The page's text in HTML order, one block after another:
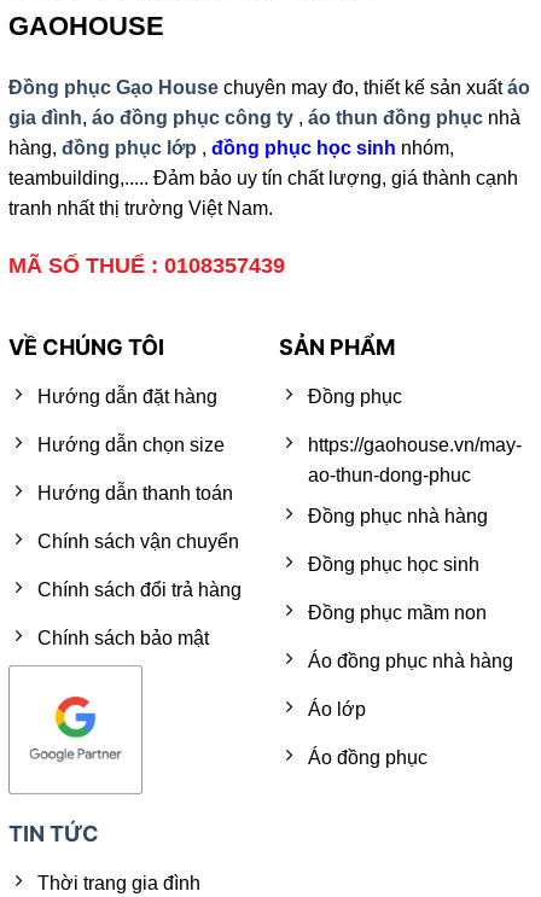
GAOHOUSE
Đồng phục Gạo Housechuyên may đo, thiết kế sản xuấtáo
gia đình, áo đồng phục công ty, áo thun đồng phụcnhà
hàng, đồng phục lớp , đồng phục học sinh nhóm,
teambuilding,..... Đảm bảo uy tín chất lượng, giá thành cạnh
tranh nhất thị trường Việt Nam.
MÃ SỐ THUẾ : 0108357439
VỀ CHÚNG TÔI
Hướng dẫn đặt hàng
Hướng dẫn chọn size
Hướng dẫn thanh toán
Chính sách vận chuyển
Chính sách đổi trả hàng
Chính sách bảo mật
SẢN PHẨM
Đồng phục
https://gaohouse.vn/may-
ao-thun-dong-phuc
Đồng phục nhà hàng
Đồng phục học sinh
Đồng phục mầm non
Áo đồng phục nhà hàng
Áo lớp
Áo đồng phục
TIN TỨC
Thời trang gia đình